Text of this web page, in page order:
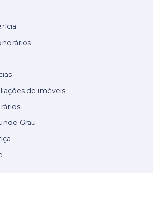
de imóveis
Grau